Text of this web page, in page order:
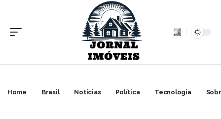
Home Brasil Notícias Política Tecnologia